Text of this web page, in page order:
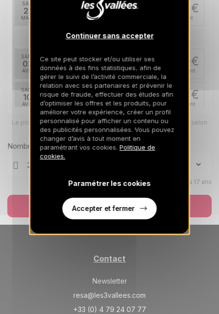
SAM.
27
MARS
1980 €
/hébergement
2200 €
avr. 2027
SAM.
03
AVR.
1791 €
/hébergement
1990 €
Retour le
10/04/2027
SAM.
10
AVR.
1791 €
/hébergement
1990 €
Retour le
17/04/2027
Le prix total pour votre sélection sera ajusté en page suivante selon
vos options
Nombre de voyageurs
Enfants âgés de 0 à 17 ans
Réserver
Contact
Newsletter
resa@les3vallees.com
+33 (0) 4 79 24 07 77
Continuer sans accepter
Ce site peut stocker et/ou utiliser ses
données à des fins statistiques, afin de
gérer le suivi de l’activité commerciale, la
relation avec ses partenaires et prévenir le
risque de fraude, effectuer des études afin
d’optimiser les offres et les produits, pour
améliorer votre expérience, créer un profil
personnalisé pour afficher un contenu ou
des publicités personnalisées. Vous pouvez
changer d’avis à tout moment en
paramétrant vos cookies. Politique de
cookies.
Paramétrer les cookies
Accepter et fermer